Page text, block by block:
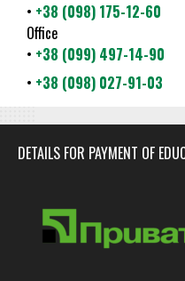
• +38 (098) 175-12-60
Office
• +38 (099) 497-14-90
• +38 (098) 027-91-03
DETAILS FOR PAYMENT OF